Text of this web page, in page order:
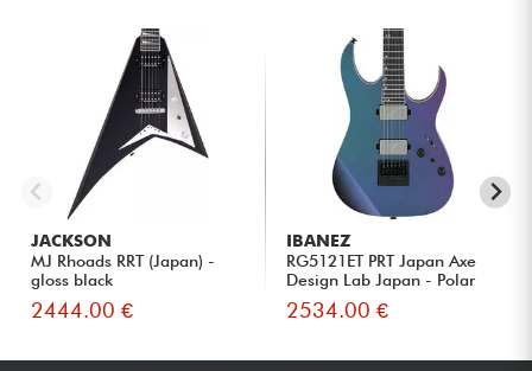
JACKSON
MJ Rhoads RRT (Japan) -
gloss black
2444.00 €
IBANEZ
RG5121ET PRT Japan Axe
Design Lab Japan - Polar
Li...
2534.00 €